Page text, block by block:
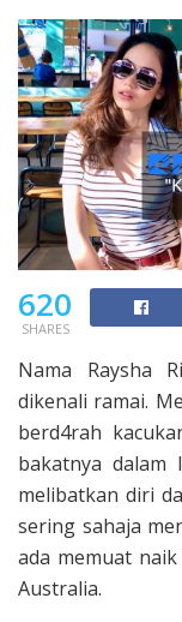
620
SHARES
Nama Raysha
dikenali ramai.
berd4rah
bakatnya dalam
melibatkan diri
sering sahaja
ada memuat
Australia.